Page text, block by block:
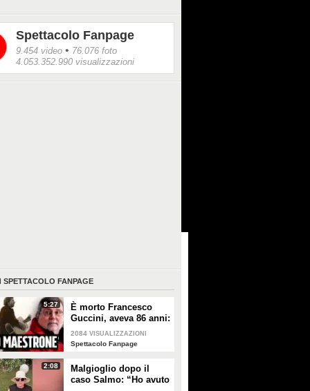
Spettacolo Fanpage
9.454 video • 76.076 foto
4.053.352.990 visualizzazioni
SPETTACOLO FANPAGE
5:27
È morto Francesco
Guccini, aveva 86 anni:
è stato uno dei
cantautori più
2084 VISUALIZZAZIONI
Spettacolo Fanpage
2:08
Malgioglio dopo il
caso Salmo: “Ho avuto